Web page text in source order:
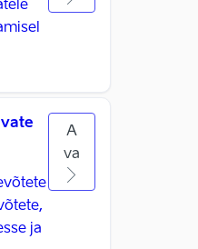
ja
A
va